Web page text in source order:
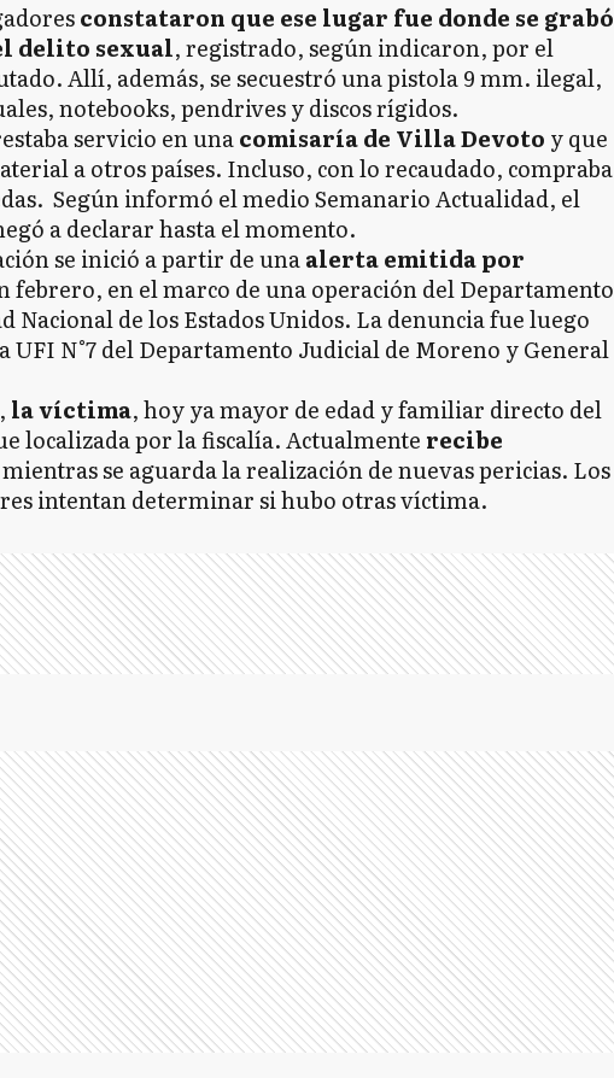
constataron que ese lugar fue donde se grabó
delito sexual, registrado, según indicaron, por el
Allí, además, se secuestró una pistola 9 mm. ilegal,
notebooks, pendrives y discos rígidos.
servicio en unacomisaría de Villa Devoto y que
a otros países. Incluso, con lo recaudado, compraba
Según informó el medio Semanario Actualidad, el
a declarar hasta el momento.
se inició a partir de unaalerta emitida por
febrero, en el marco de una operación del Departamento
Nacional de los Estados Unidos. La denuncia fue luego
UFI N°7 del Departamento Judicial de Moreno y General
la víctima, hoy ya mayor de edad y familiar directo del
localizada por la fiscalía. Actualmente recibe
mientras se aguarda la realización de nuevas pericias. Los
intentan determinar si hubo otras víctima.